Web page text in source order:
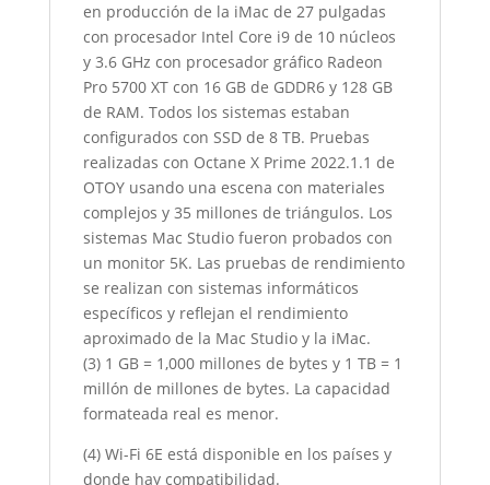
en producción de la iMac de 27 pulgadas
con procesador Intel Core i9 de 10 núcleos
y 3.6 GHz con procesador gráfico Radeon
Pro 5700 XT con 16 GB de GDDR6 y 128 GB
de RAM. Todos los sistemas estaban
configurados con SSD de 8 TB. Pruebas
realizadas con Octane X Prime 2022.1.1 de
OTOY usando una escena con materiales
complejos y 35 millones de triángulos. Los
sistemas Mac Studio fueron probados con
un monitor 5K. Las pruebas de rendimiento
se realizan con sistemas informáticos
específicos y reflejan el rendimiento
aproximado de la Mac Studio y la iMac.
(3) 1 GB = 1,000 millones de bytes y 1 TB = 1
millón de millones de bytes. La capacidad
formateada real es menor.
(4) Wi-Fi 6E está disponible en los países y
donde hay compatibilidad.